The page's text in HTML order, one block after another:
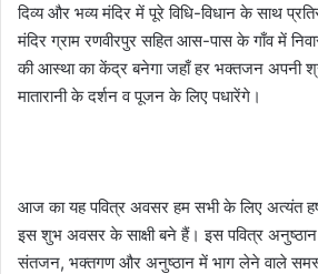
दिव्य और भव्य मंदिर में पूरे विधि-विधान के साथ
मंदिर ग्राम रणवीरपुर सहित आस-पास के गाँव में
की आस्था का केंद्र बनेगा जहाँ हर भक्तजन अपनी
मातारानी के दर्शन व पूजन के लिए पधारेंगे।
आज का यह पवित्र अवसर हम सभी के लिए अत्यंत
इस शुभ अवसर के साक्षी बने हैं। इस पवित्र
संतजन, भक्तगण और अनुष्ठान में भाग लेने वाले